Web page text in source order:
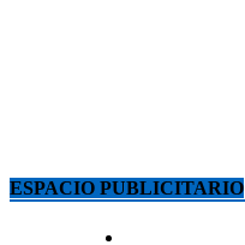
ESPACIO PUBLICITARIO